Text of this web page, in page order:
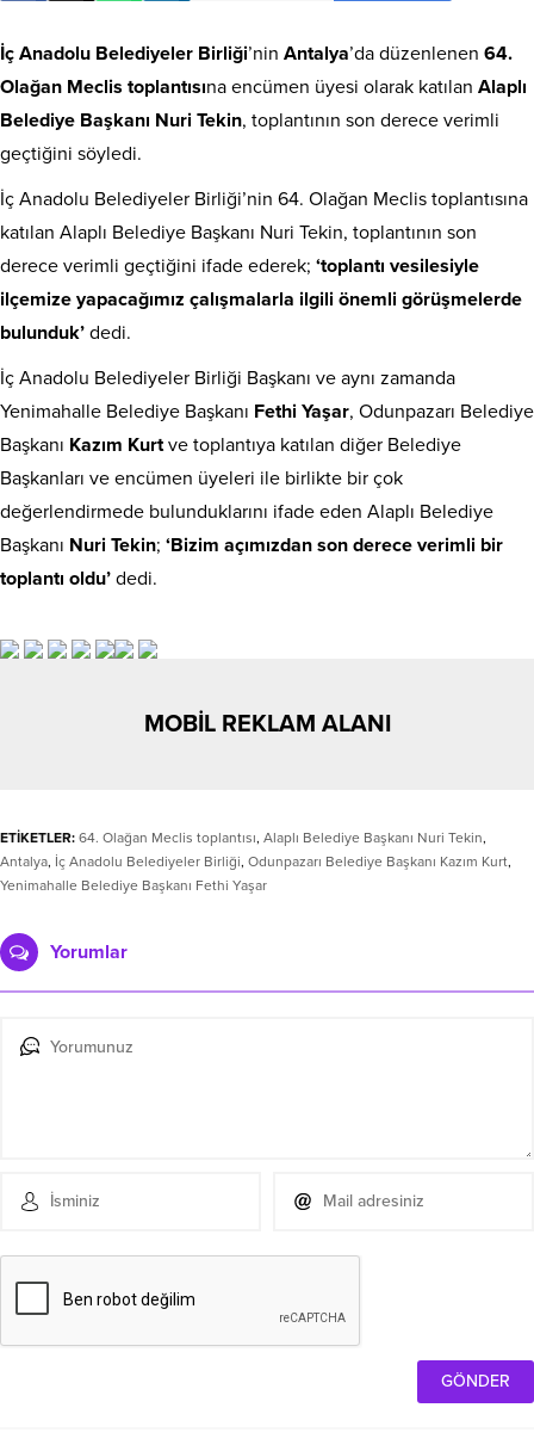
İç Anadolu Belediyeler Birliği’nin Antalya’da düzenlenen 64.
Olağan Meclis toplantısına encümen üyesi olarak katılan Alaplı
Belediye Başkanı Nuri Tekin, toplantının son derece verimli
geçtiğini söyledi.
İç Anadolu Belediyeler Birliği’nin 64. Olağan Meclis toplantısına
katılan Alaplı Belediye Başkanı Nuri Tekin, toplantının son
derece verimli geçtiğini ifade ederek; ‘toplantı vesilesiyle
ilçemize yapacağımız çalışmalarla ilgili önemli görüşmelerde
bulunduk’ dedi.
İç Anadolu Belediyeler Birliği Başkanı ve aynı zamanda
Yenimahalle Belediye Başkanı Fethi Yaşar, Odunpazarı Belediye
Başkanı Kazım Kurtve toplantıya katılan diğer Belediye
Başkanları ve encümen üyeleri ile birlikte bir çok
değerlendirmede bulunduklarını ifade eden Alaplı Belediye
Başkanı Nuri Tekin; ‘Bizim açımızdan son derece verimli bir
toplantı oldu’ dedi.
MOBİL REKLAM ALANI
ETİKETLER: 64. Olağan Meclis toplantısı, Alaplı Belediye Başkanı Nuri Tekin,
Antalya, İç Anadolu Belediyeler Birliği, Odunpazarı Belediye Başkanı Kazım Kurt,
Yenimahalle Belediye Başkanı Fethi Yaşar
Yorumlar